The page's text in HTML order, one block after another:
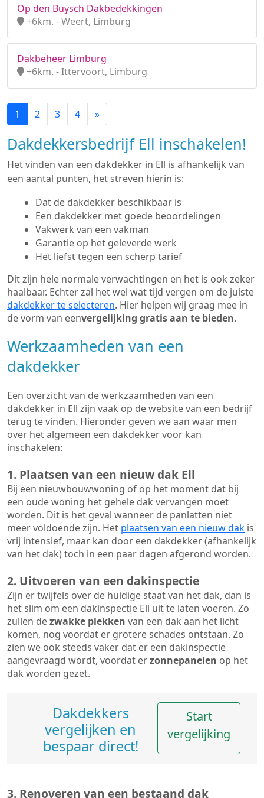
Op den Buysch Dakbedekkingen
+6km. - Weert, Limburg
Dakbeheer Limburg
+6km. - Ittervoort, Limburg
1 2 3 4 »
Dakdekkersbedrijf Ell inschakelen!
Het vinden van een dakdekker in Ell is afhankelijk van
een aantal punten, het streven hierin is:
Dat de dakdekker beschikbaar is
Een dakdekker met goede beoordelingen
Vakwerk van een vakman
Garantie op het geleverde werk
Het liefst tegen een scherp tarief
Dit zijn hele normale verwachtingen en het is ook zeker
haalbaar. Echter zal het wel wat tijd vergen om de juiste
dakdekker te selecteren. Hier helpen wij graag mee in
de vorm van eenvergelijking gratis aan te bieden.
Werkzaamheden van een
dakdekker
Een overzicht van de werkzaamheden van een
dakdekker in Ell zijn vaak op de website van een bedrijf
terug te vinden. Hieronder geven we aan waar men
over het algemeen een dakdekker voor kan
inschakelen:
1. Plaatsen van een nieuw dak Ell
Bij een nieuwbouwwoning of op het moment dat bij
een oude woning het gehele dak vervangen moet
worden. Dit is het geval wanneer de panlatten niet
meer voldoende zijn. Het plaatsen van een nieuw dak is
vrij intensief, maar kan door een dakdekker (afhankelijk
van het dak) toch in een paar dagen afgerond worden.
2. Uitvoeren van een dakinspectie
Zijn er twijfels over de huidige staat van het dak, dan is
het slim om een dakinspectie Ell uit te laten voeren. Zo
zullen dezwakke plekken van een dak aan het licht
komen, nog voordat er grotere schades ontstaan. Zo
zien we ook steeds vaker dat er een dakinspectie
aangevraagd wordt, voordat erzonnepanelen op het
dak worden gezet.
Dakdekkers
vergelijken en
bespaar direct!
Start
vergelijking
3. Renoveren van een bestaand dak